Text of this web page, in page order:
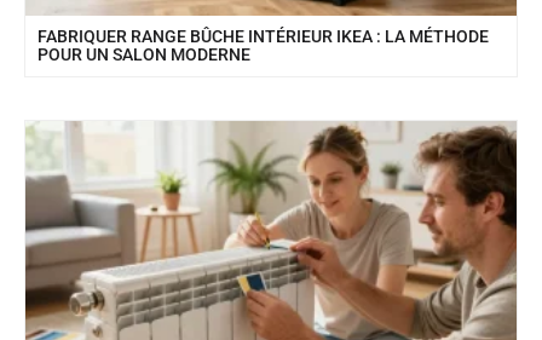
FABRIQUER RANGE BÛCHE INTÉRIEUR IKEA : LA MÉTHODE
POUR UN SALON MODERNE